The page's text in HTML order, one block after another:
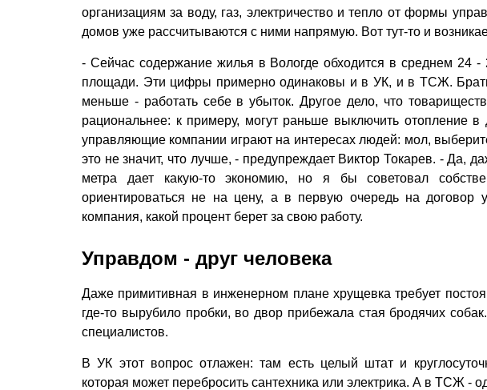
организациям за воду, газ, электричество и тепло от формы
домов уже рассчитываются с ними напрямую. Вот тут-то и
- Сейчас содержание жилья в Вологде обходится в среднем 24 -
площади. Эти цифры примерно одинаковы и в УК, и в ТСЖ. Брать
меньше - работать себе в убыток. Другое дело, что
рациональнее: к примеру, могут раньше выключить отопление
управляющие компании играют на интересах людей: мол,
это не значит, что лучше, - предупреждает Виктор Токарев. - Да,
метра дает какую-то экономию, но я бы советовал
ориентироваться не на цену, а в первую очередь на договор
компания, какой процент берет за свою работу.
Управдом - друг человека
Даже примитивная в инженерном плане хрущевка требует
где-то вырубило пробки, во двор прибежала стая бродячих
специалистов.
В УК этот вопрос отлажен: там есть целый штат и
которая может перебросить сантехника или электрика. А в ТСЖ -